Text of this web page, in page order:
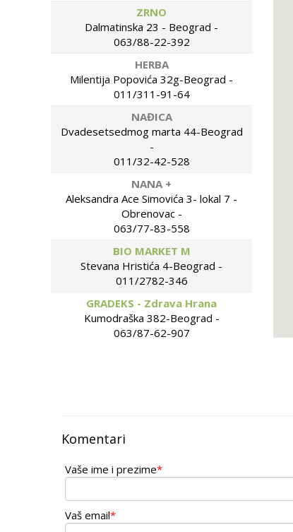
ZRNO
Dalmatinska 23 - Beograd -
063/88-22-392
HERBA
Milentija Popovića 32g-Beograd -
011/311-91-64
NAĐICA
Dvadesetsedmog marta 44-Beograd
-
011/32-42-528
NANA +
Aleksandra Ace Simovića 3- lokal 7 -
Obrenovac -
063/77-83-558
BIO MARKET M
Stevana Hristića 4-Beograd -
011/2782-346
GRADEKS - Zdrava Hrana
Kumodraška 382-Beograd -
063/87-62-907
Komentari
Vaše ime i prezime*
Vaš email*